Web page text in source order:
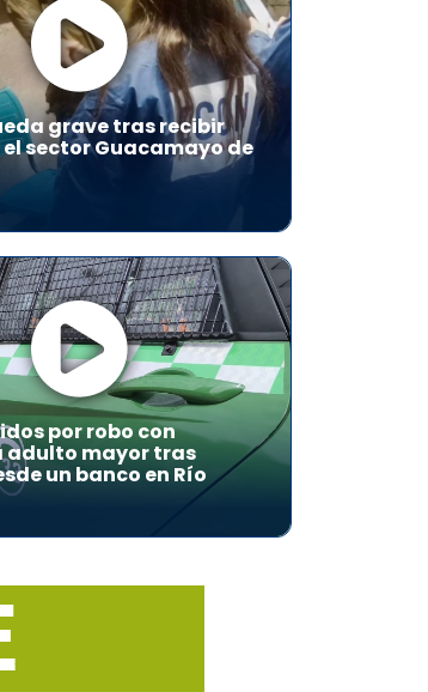
grave tras recibir
sector Guacamayo de
por robo con
adulto mayor tras
un banco en Río